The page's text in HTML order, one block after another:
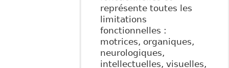
représente toutes les
limitations
fonctionnelles :
motrices, organiques,
neurologiques,
intellectuelles, visuelles,